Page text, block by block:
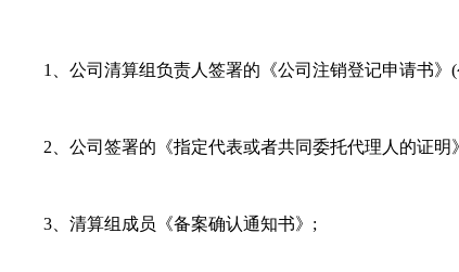
1、公司清算组负责人签署的《公司注销登记申请书》(
2、公司签署的《指定代表或者共同委托代理人的证明
3、清算组成员《备案确认通知书》;